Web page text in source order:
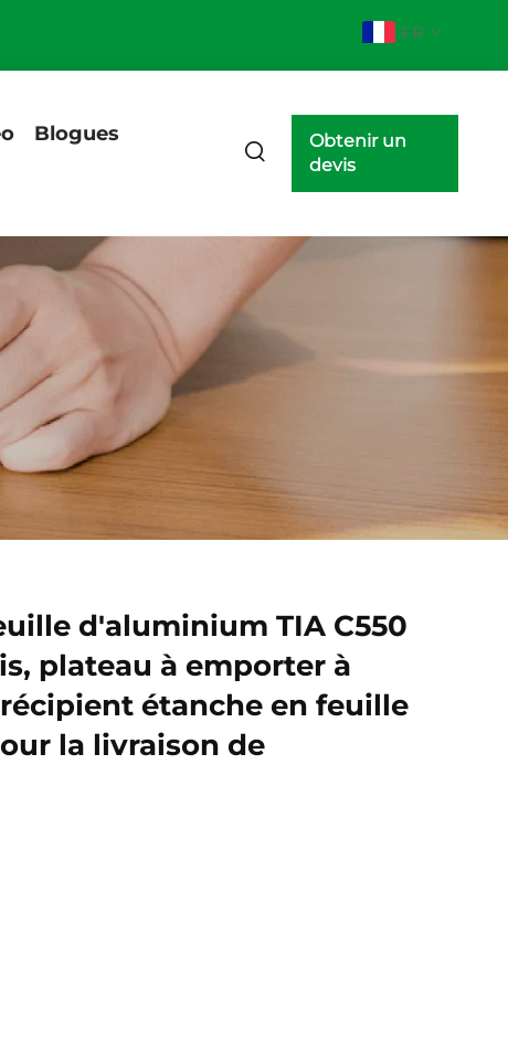
FR
Blogues
Obtenir un
devis
d'aluminium TIA C550
plateau à emporter à
étanche en feuille
la livraison de